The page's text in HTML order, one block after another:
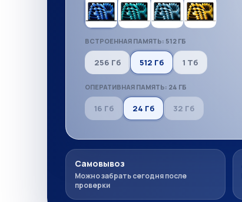
ВСТРОЕННАЯ ПАМЯТЬ: 512 ГБ
256 Гб 512 Гб 1 Тб
ОПЕРАТИВНАЯ ПАМЯТЬ: 24 ГБ
16 Гб 24 Гб 32 Гб
Самовывоз
Можно забрать сегодня после
проверки